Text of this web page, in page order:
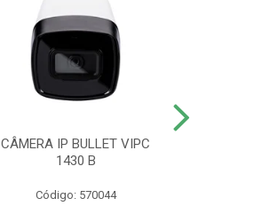
CÂMERA IP BULLET VIPC
1430 B
Código: 570044